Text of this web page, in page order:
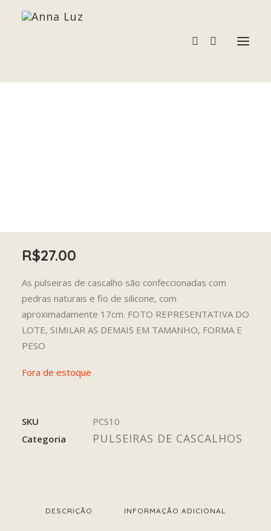
R$27.00
As pulseiras de cascalho são confeccionadas com
pedras naturais e fio de silicone, com
aproximadamente 17cm. FOTO REPRESENTATIVA DO
LOTE, SIMILAR AS DEMAIS EM TAMANHO, FORMA E
PESO
Fora de estoque
SKU
PCS10
Categoria
PULSEIRAS DE CASCALHOS
DESCRIÇÃO INFORMAÇÃO ADICIONAL